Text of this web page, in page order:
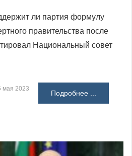
ли партия формулу
правительства после
Национальный совет
мая 2023
Подробнее ...